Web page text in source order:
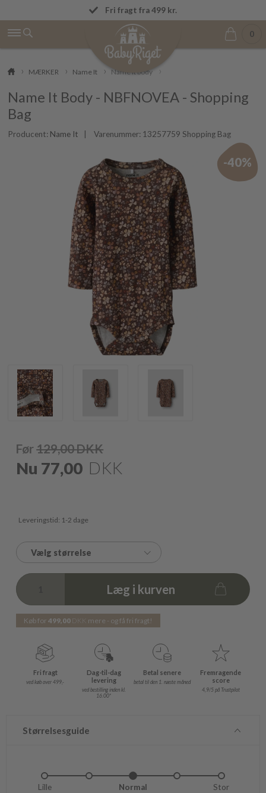
OBS! Vi afsender ordrer igen mandag
Fri fragt fra 499 kr.
0
MÆRKER Name It Name It body
Name It Body - NBFNOVEA - Shopping
Bag
Producent: Name It | Varenummer: 13257759 Shopping Bag
-40%
Før129,00DKK
Nu 77,00 DKK
Leveringstid: 1-2 dage
Vælg størrelse
Læg i kurven
Køb for499,00 DKK mere - og få fri fragt!
Fri fragt
ved køb over 499,-
Dag-til-dag
levering
ved bestilling inden kl.
16.00*
Betal senere
betal til den 1. næste måned
Fremragende
score
4,9/5 på Trustpilot
Størrelsesguide
Lille Normal Stor